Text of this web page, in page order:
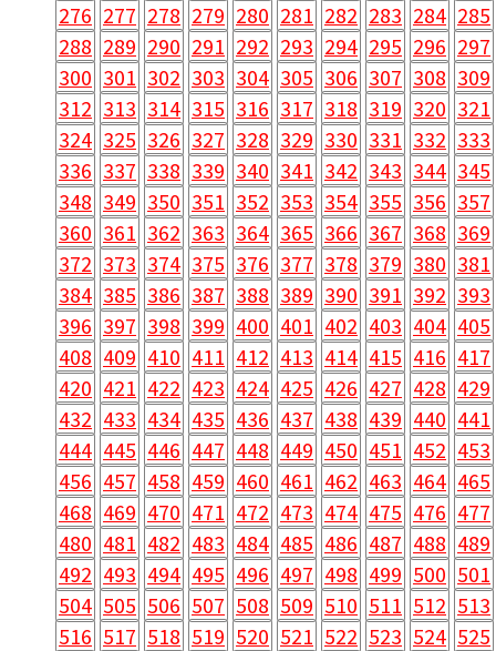
276 277 278 279 280 281 282 283 284 285
288 289 290 291 292 293 294 295 296 297
300 301 302 303 304 305 306 307 308 309
312 313 314 315 316 317 318 319 320 321
324 325 326 327 328 329 330 331 332 333
336 337 338 339 340 341 342 343 344 345
348 349 350 351 352 353 354 355 356 357
360 361 362 363 364 365 366 367 368 369
372 373 374 375 376 377 378 379 380 381
384 385 386 387 388 389 390 391 392 393
396 397 398 399 400 401 402 403 404 405
408 409 410 411 412 413 414 415 416 417
420 421 422 423 424 425 426 427 428 429
432 433 434 435 436 437 438 439 440 441
444 445 446 447 448 449 450 451 452 453
456 457 458 459 460 461 462 463 464 465
468 469 470 471 472 473 474 475 476 477
480 481 482 483 484 485 486 487 488 489
492 493 494 495 496 497 498 499 500 501
504 505 506 507 508 509 510 511 512 513
516 517 518 519 520 521 522 523 524 525